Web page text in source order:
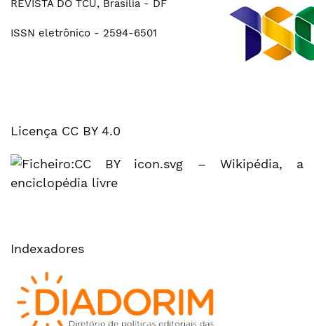
REVISTA DO TCU, Brasília - DF
ISSN eletrônico - 2594-6501
Licença CC BY 4.0
Indexadores